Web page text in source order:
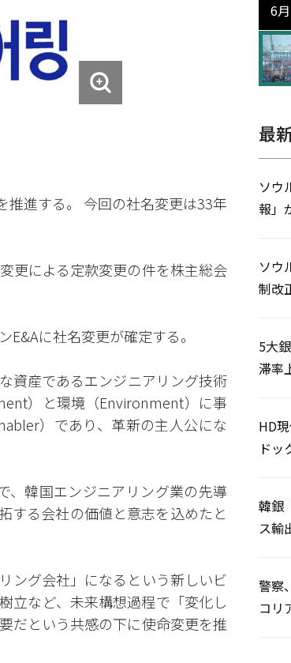
推進する。 今回の社名変更は33年
更による定款変更の件を株主総会
に社名変更が確定する。
資産であるエンジニアリング技術
）と環境（Environment）に事
）であり、革新の主人公にな
、韓国エンジニアリング業の先導
する会社の価値と意志を込めたと
ング会社」になるという新しいビ
立など、未来構想過程で「変化し
だという共感の下に使命変更を推
6
最
最
ソウ
報」
ソウ
制改
5大
滞率
HD
ドッ
韓銀
ス輸
警察
コリ